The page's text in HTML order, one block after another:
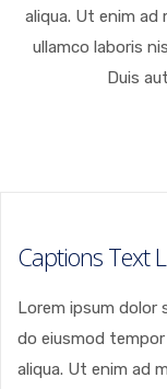
aliqua. Ut enim
ullamco laboris
Duis
Captions Text
Lorem ipsum dolor
do eiusmod
aliqua. Ut enim ad